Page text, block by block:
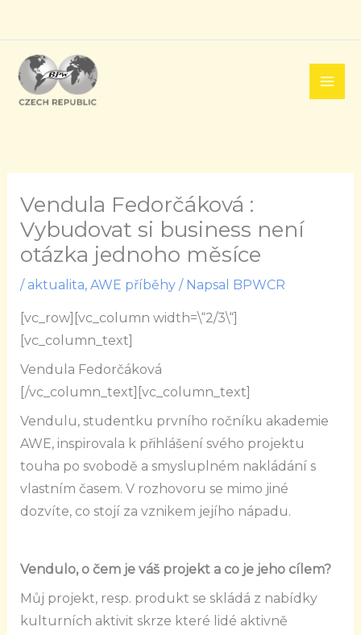
obsah
Vendula Fedorčáková :
Vybudovat si business není
otázka jednoho měsíce
/ aktualita, AWE příběhy/ Napsal BPWCR
[vc_row][vc_column width=\“2/3\“]
[vc_column_text]
Vendula Fedorčáková
[/vc_column_text][vc_column_text]
Vendulu, studentku prvního ročníku akademie
AWE, inspirovala k přihlášení svého projektu
touha po svobodě a smysluplném nakládání s
vlastním časem. V rozhovoru se mimo jiné
dozvíte, co stojí za vznikem jejího nápadu.
Vendulo, o čem je váš projekt a co je jeho cílem?
Můj projekt, resp. produkt se skládá z nabídky
kulturních aktivit skrze které lidé aktivně